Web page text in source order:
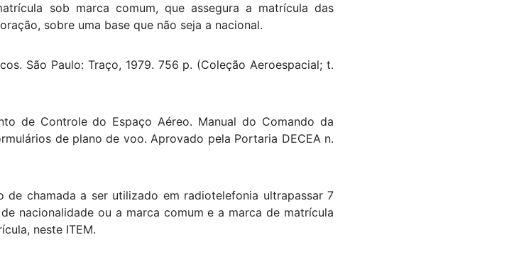
sob marca comum, que assegura a matrícula das
sobre uma base que não seja a nacional.
São Paulo: Traço, 1979. 756 p. (Coleção Aeroespacial; t.
de Controle do Espaço Aéreo. Manual do Comando da
de plano de voo. Aprovado pela Portaria DECEA n.
chamada a ser utilizado em radiotelefonia ultrapassar 7
nacionalidade ou a marca comum e a marca de matrícula
neste ITEM.